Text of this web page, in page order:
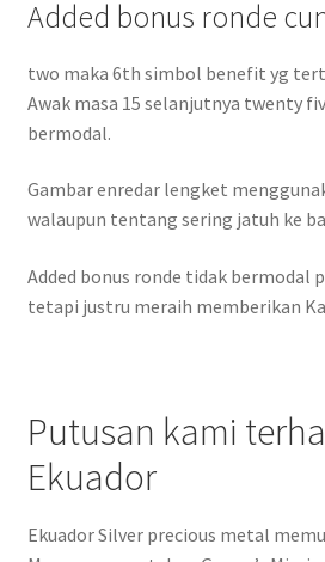
Added bonus ronde
two maka 6th simbol benefit yg
Awak masa 15 selanjutnya twenty
bermodal.
Gambar enredar lengket
walaupun tentang sering jatuh ke
Added bonus ronde tidak bermodal
tetapi justru meraih memberikan
Putusan kami
Ekuador
Ekuador Silver precious metal